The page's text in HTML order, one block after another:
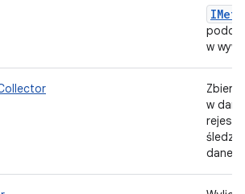
w
Zbiera
w
dane.